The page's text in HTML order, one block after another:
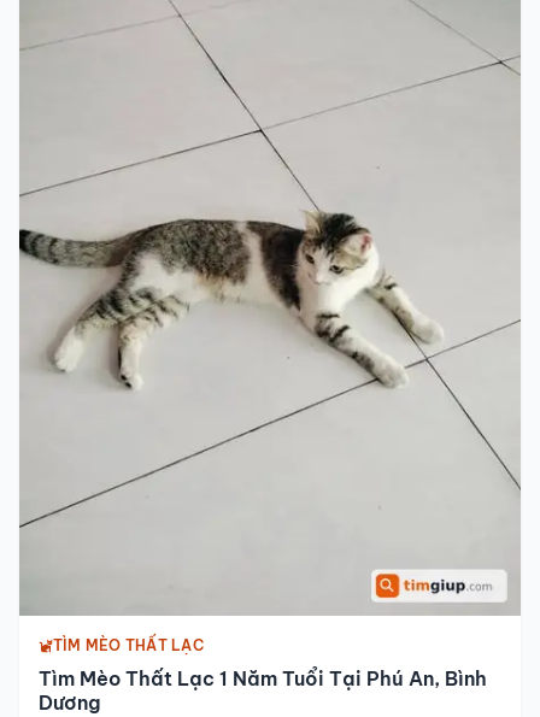
TÌM MÈO THẤT LẠC
Tìm Mèo Thất Lạc 1 Năm Tuổi Tại Phú An, Bình
Dương